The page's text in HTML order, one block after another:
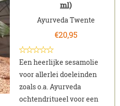
ml)
Ayurveda Twente
€20,95
Een heerlijke sesamolie
voor allerlei doeleinden
zoals o.a. Ayurveda
ochtendritueel voor een